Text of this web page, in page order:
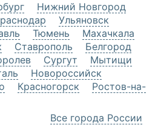
Нижний Новгород
Ульяновск
Тюмень
Махачкала
Ставрополь
Белгород
Сургут
Мытищи
Новороссийск
Красногорск
Ростов-на-
Все города России